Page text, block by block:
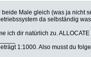
beide Male gleich (was ja nicht
da selbständig
ich dir natürlich zu.
1:1000. Also musst du